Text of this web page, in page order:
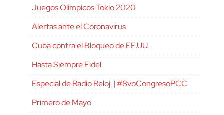
Juegos Olímpicos Tokio 2020
Alertas ante el Coronavirus
Cuba contra el Bloqueo de EE.UU.
Hasta Siempre Fidel
Especial de Radio Reloj | #8voCongresoPCC
Primero de Mayo